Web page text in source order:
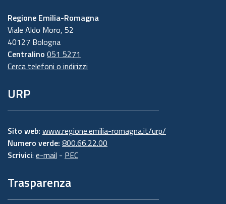
Regione Emilia-Romagna
Viale Aldo Moro, 52
40127 Bologna
Centralino 051 5271
Cerca telefoni o indirizzi
URP
Sito web: www.regione.emilia-romagna.it/urp/
Numero verde: 800.66.22.00
Scrivici: e-mail - PEC
Trasparenza